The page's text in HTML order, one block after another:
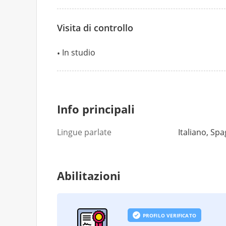
Visita di controllo
In studio
Info principali
Lingue parlate Italiano,
Abilitazioni
PROFILO VERIFICATO